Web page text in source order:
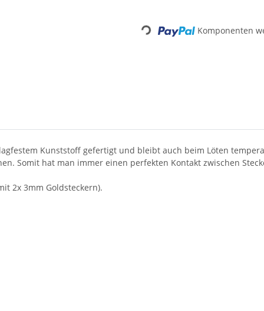
Loading... Komponenten
Kunststoff gefertigt und bleibt auch beim Löten
Somit hat man immer einen perfekten Kontakt zwischen
2x 3mm Goldsteckern).